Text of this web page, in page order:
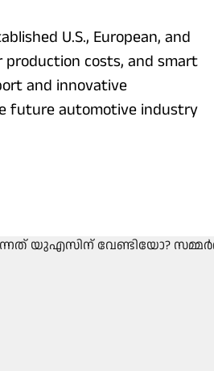
U.S., European, and
production costs, and smart
and innovative
future automotive industry